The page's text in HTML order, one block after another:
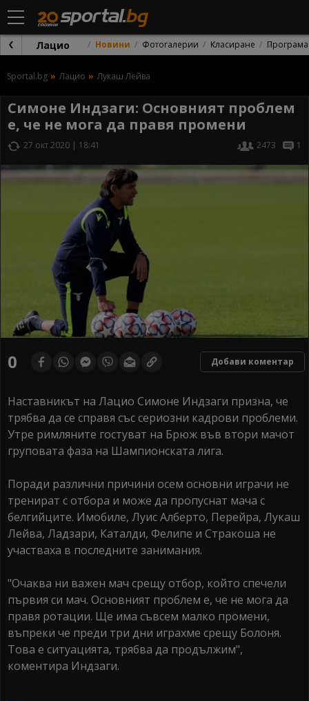
Лацио Новини Фотогалерии Класиране Програма
Sportal.bg Лацио Лукаш Лейва
Симоне Индзаги: Основният проблем
е, че не мога да правя промени
27 окт 2020 | 18:41 2473 1
0 Добави коментар
Наставникът на Лацио Симоне Индзаги призна, че
трябва да се справя със сериозни кадрови проблеми.
Утре римляните гостуват на Брюж във втори мачот
груповата фаза на Шампионската лига.
Поради различни причини осем основни играчи не
тренират с отбора и може да пропуснат мача с
белгийците. Имобиле, Луис Алберто, Перейра, Лукаш
Лейва, Ладзари, Каталди, Фелипе и Стракоша не
участваха в последните занимания.
"Очаква ни важен мач срещу отбор, който спечели
първия си мач. Основният проблем е, че не мога да
правя ротации. Ще има съвсем малко промени,
въпреки че преди три дни играхме срещу Болоня.
Това е ситуацията, трябва да продължим",
коментира Индзаги.